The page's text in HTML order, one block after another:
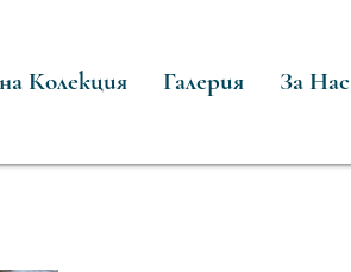
Колекция Галерия За Нас